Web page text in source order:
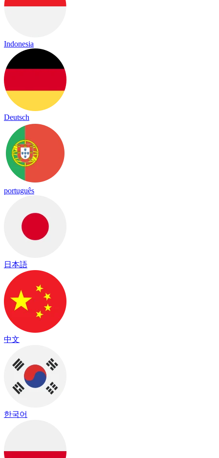
Indonesia
Deutsch
português
日本語
中文
한국어